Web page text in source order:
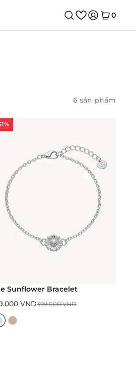
0
6 sản phẩm
Sunflower Bracelet
399.000VND
VND